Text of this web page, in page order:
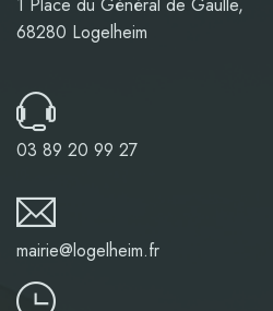
68280 Logelheim
03 89 20 99 27
mairie@logelheim.fr